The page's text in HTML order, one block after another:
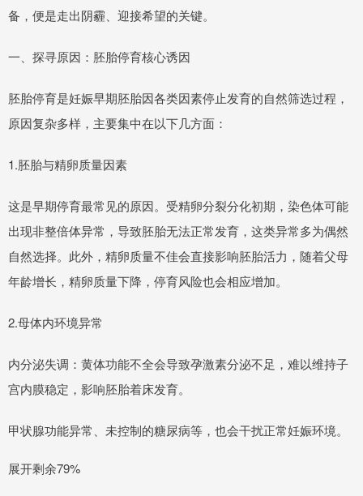
备，便是走出阴霾、迎接希望的关键。
一、探寻原因：胚胎停育核心诱因
胚胎停育是妊娠早期胚胎因各类因素停止发育的自然筛选过程，
原因复杂多样，主要集中在以下几方面：
1.胚胎与精卵质量因素
这是早期停育最常见的原因。受精卵分裂分化初期，染色体可能
出现非整倍体异常，导致胚胎无法正常发育，这类异常多为偶然
自然选择。此外，精卵质量不佳会直接影响胚胎活力，随着父母
年龄增长，精卵质量下降，停育风险也会相应增加。
2.母体内环境异常
内分泌失调：黄体功能不全会导致孕激素分泌不足，难以维持子
宫内膜稳定，影响胚胎着床发育。
甲状腺功能异常、未控制的糖尿病等，也会干扰正常妊娠环境。
展开剩余79%